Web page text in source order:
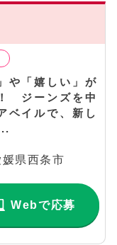
や「嬉しい」が
ジーンズを中
ベイルで、新し
媛県西条市
Webで応募